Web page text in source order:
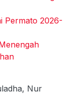
Permato 2026-
Nur